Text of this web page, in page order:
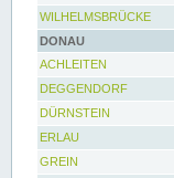
WILHELMSBRÜCKE
DONAU
ACHLEITEN
DEGGENDORF
DÜRNSTEIN
ERLAU
GREIN